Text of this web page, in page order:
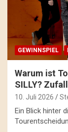
GEWINNSPIEL
Warum ist
SILLY?
10. Juli 2026
Ein Blick hinter